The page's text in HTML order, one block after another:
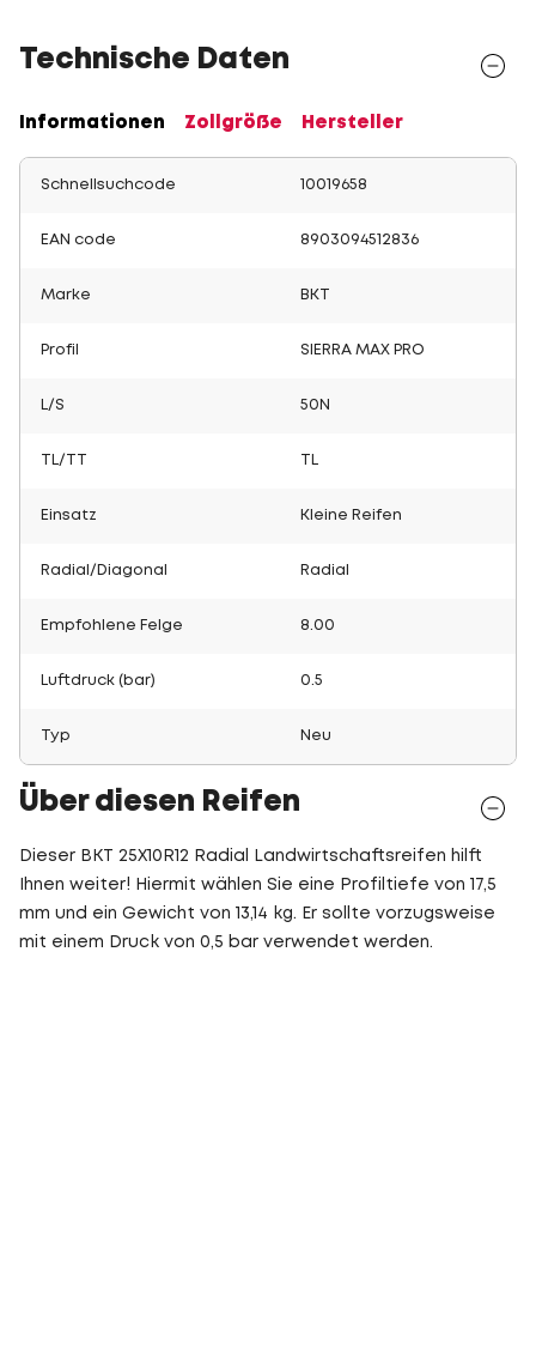
Technische Daten
Informationen Zollgröße Hersteller
Schnellsuchcode 10019658
EAN code 8903094512836
Marke BKT
Profil SIERRA MAX PRO
L/S 50N
TL/TT
Einsatz Kleine Reifen
Radial/Diagonal Radial
Empfohlene Felge 8.00
Luftdruck (bar) 0.5
Typ Neu
Über diesen Reifen
Dieser BKT 25X10R12 Radial Landwirtschaftsreifen hilft
Ihnen weiter! Hiermit wählen Sie eine Profiltiefe von 17,5
mm und ein Gewicht von 13,14 kg. Er sollte vorzugsweise
mit einem Druck von 0,5 bar verwendet werden.